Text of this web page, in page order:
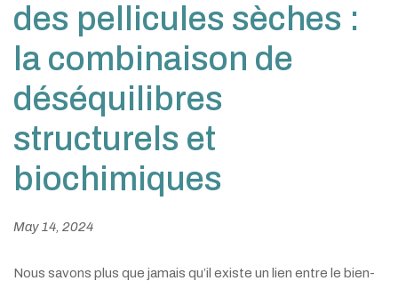
des pellicules sèches :
la combinaison de
déséquilibres
structurels et
biochimiques
May 14, 2024
Nous savons plus que jamais qu’il existe un lien entre le bien-